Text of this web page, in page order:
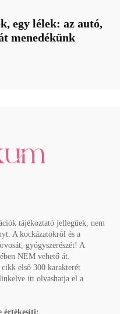
egy lélek: az autó,
menedékünk
tájékoztató jellegűek, nem
A kockázatokról és a
gyógyszerészét! A
NEM vehető át.
első 300 karakterét
itt olvashatja el a
értékesíti: